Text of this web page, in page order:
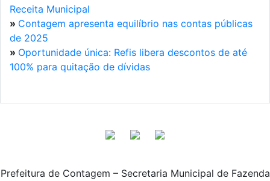
Receita Municipal
» Contagem apresenta equilíbrio nas contas públicas
de 2025
» Oportunidade única: Refis libera descontos de até
100% para quitação de dívidas
Prefeitura de Contagem – Secretaria Municipal de Fazenda